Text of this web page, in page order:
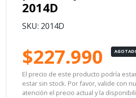
2014D
SKU: 2014D
$227.990
El precio de este producto podría
estar sin stock. Por favor, valide con
atención el precio actual y la